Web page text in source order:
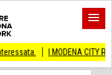
I MODENA CITY RAMBLERS